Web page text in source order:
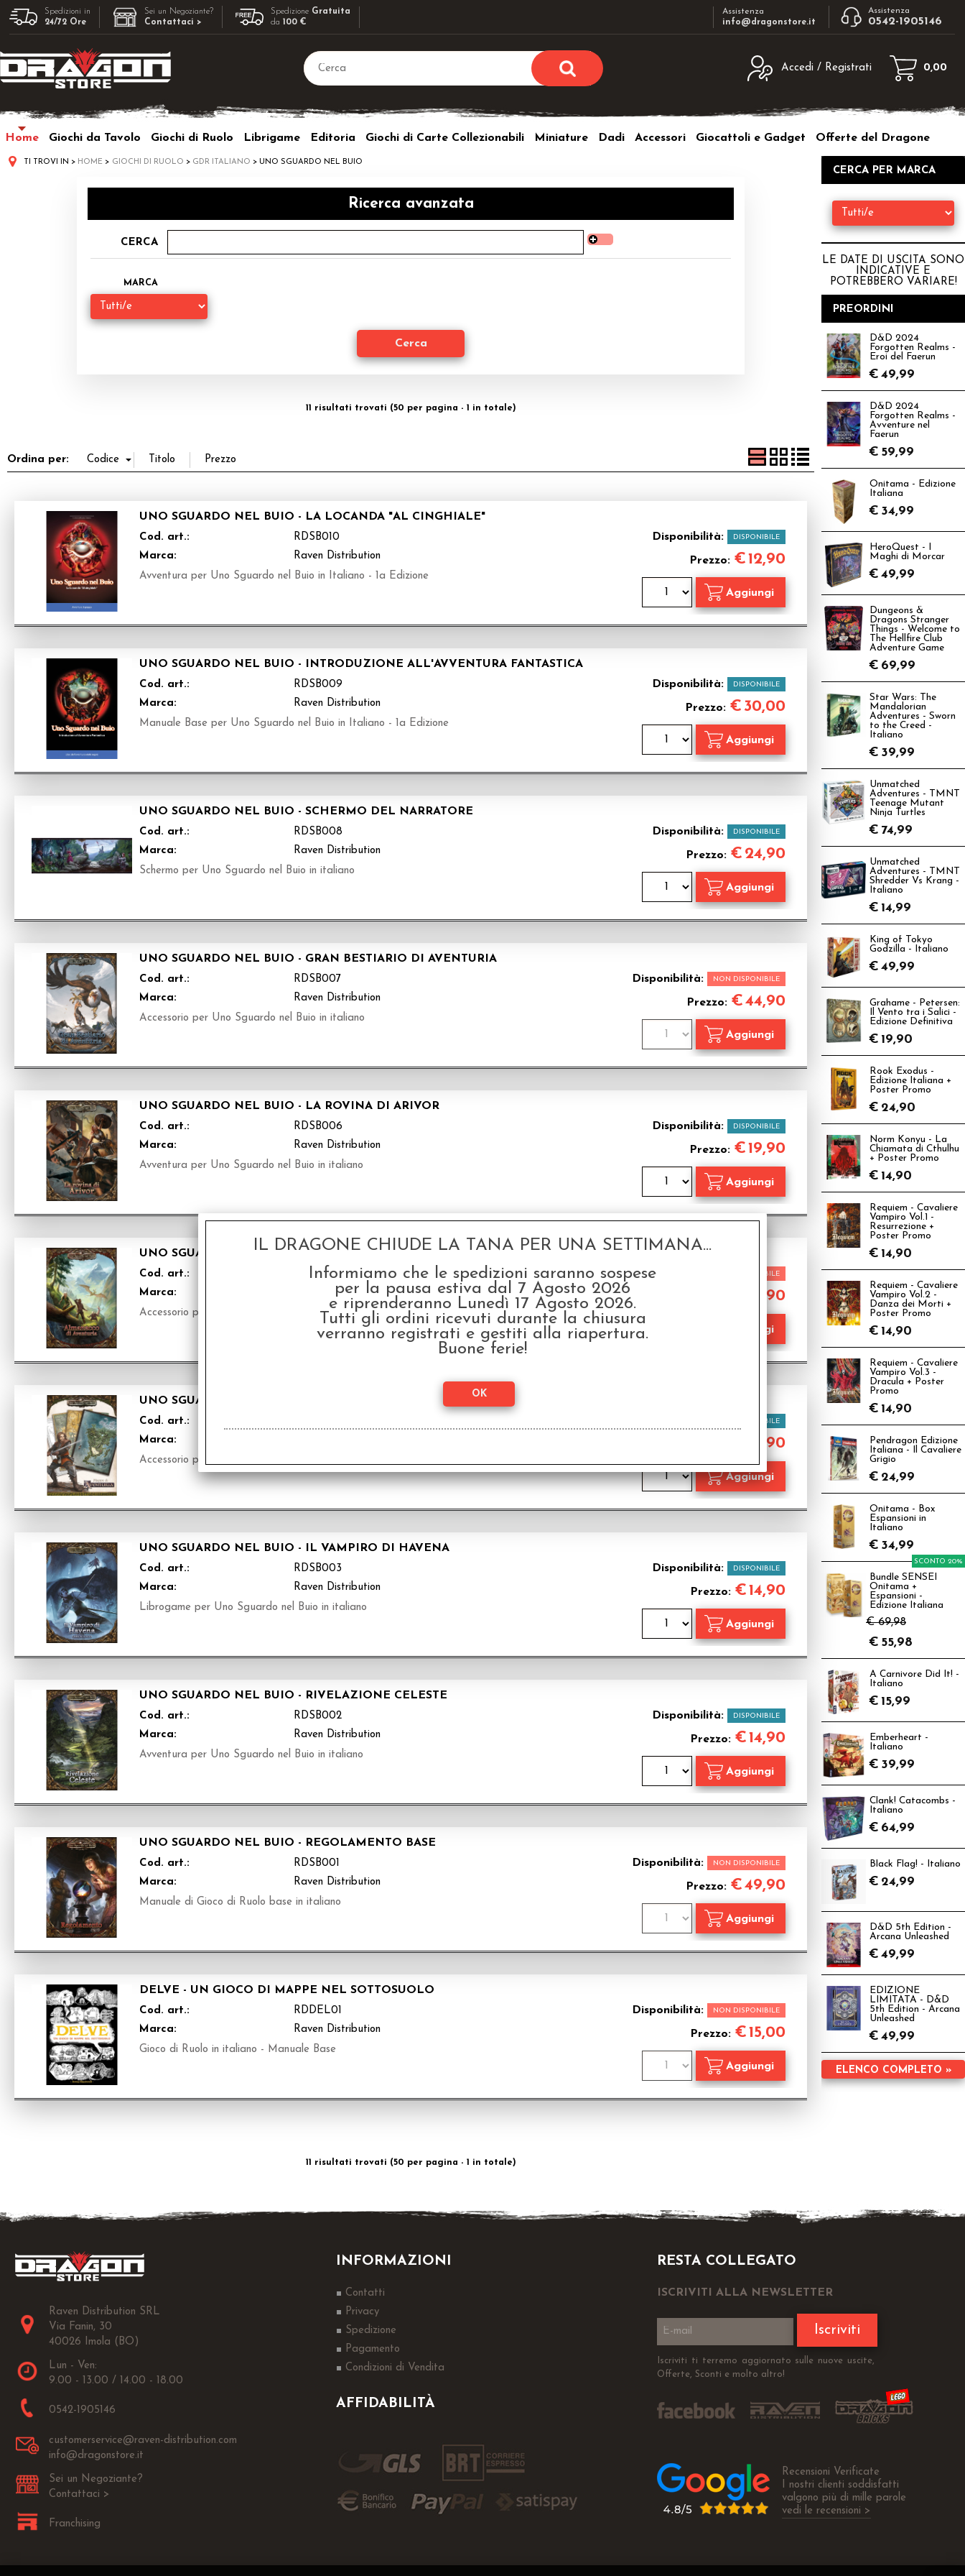
Spedizioni in
24/72 Ore
Sei un Negoziante?
Contattaci >
Spedizione Gratuita
da100 €
Assistenza
info@dragonstore.it
Assistenza
0542-1905146
Accedi / Registrati
utente e la password e poi clicca sul
sito clicca sul pulsante "Registrati"
0,00
Home Giochi da Tavolo Giochi di Ruolo Librigame Editoria Giochi di Carte Collezionabili Miniature Dadi Accessori Giocattoli e Gadget Offerte del Dragone
TI TROVI IN HOME GIOCHI DI RUOLO GDR ITALIANO UNO SGUARDO NEL BUIO
Ricerca avanzata
CERCA
MARCA
11 risultati trovati (50 per pagina - 1 in totale)
Ordina per:
UNO SGUARDO NEL BUIO - LA LOCANDA "AL CINGHIALE"
Cod. art.:
RDSB010
Marca:
Raven Distribution
Avventura per Uno Sguardo nel Buio in Italiano - 1a Edizione
Disponibilità: DISPONIBILE
Prezzo: €12,90
UNO SGUARDO NEL BUIO - INTRODUZIONE ALL'AVVENTURA FANTASTICA
Cod. art.:
RDSB009
Marca:
Raven Distribution
Manuale Base per Uno Sguardo nel Buio in Italiano - 1a Edizione
Disponibilità: DISPONIBILE
Prezzo: € 30,00
UNO SGUARDO NEL BUIO - SCHERMO DEL NARRATORE
Cod. art.:
RDSB008
Marca:
Raven Distribution
Schermo per Uno Sguardo nel Buio in italiano
Disponibilità: DISPONIBILE
Prezzo: € 24,90
UNO SGUARDO NEL BUIO - GRAN BESTIARIO DI AVENTURIA
Cod. art.:
RDSB007
Marca:
Raven Distribution
Accessorio per Uno Sguardo nel Buio in italiano
Disponibilità: NON DISPONIBILE
Prezzo: €44,90
UNO SGUARDO NEL BUIO - LA ROVINA DI ARIVOR
Cod. art.:
RDSB006
Marca:
Raven Distribution
Avventura per Uno Sguardo nel Buio in italiano
Disponibilità: DISPONIBILE
Prezzo: €19,90
UNO SGUARDO NEL BUIO - ALMANACCO DI AVENTURIA
Cod. art.:
RDSB005
Marca:
Raven Distribution
Accessorio per Uno Sguardo nel Buio in italiano
Disponibilità: NON DISPONIBILE
39,90
UNO SGUARDO NEL BUIO - MAPPE DI AVENTURIA
Cod. art.:
Marca:
Accessorio per Uno Sguardo nel Buio in italiano
DISPONIBILE
19,90
UNO SGUARDO NEL BUIO - IL VAMPIRO DI HAVENA
Cod. art.:
RDSB003
Marca:
Raven Distribution
Librogame per Uno Sguardo nel Buio in italiano
Disponibilità: DISPONIBILE
Prezzo: €14,90
UNO SGUARDO NEL BUIO - RIVELAZIONE CELESTE
Cod. art.:
RDSB002
Marca:
Raven Distribution
Avventura per Uno Sguardo nel Buio in italiano
Disponibilità: DISPONIBILE
Prezzo: €14,90
UNO SGUARDO NEL BUIO - REGOLAMENTO BASE
Cod. art.:
RDSB001
Marca:
Raven Distribution
Manuale di Gioco di Ruolo base in italiano
Disponibilità: NON DISPONIBILE
Prezzo: €49,90
DELVE - UN GIOCO DI MAPPE NEL SOTTOSUOLO
Cod. art.:
RDDEL01
Marca:
Raven Distribution
Gioco di Ruolo in italiano - Manuale Base
Disponibilità: NON DISPONIBILE
Prezzo: €15,00
11 risultati trovati (50 per pagina - 1 in totale)
CERCA PER MARCA
LE DATE DI USCITA SONO
INDICATIVE E
POTREBBERO VARIARE!
PREORDINI
D&D 2024
Forgotten Realms -
Eroi del Faerun
€ 49,99
D&D 2024
Forgotten Realms -
Avventure nel
Faerun
€ 59,99
Onitama - Edizione
Italiana
€ 34,99
HeroQuest - I
Maghi di Morcar
€ 49,99
Dungeons &
Dragons Stranger
Things - Welcome to
The Hellfire Club
Adventure Game
€ 69,99
Star Wars: The
Mandalorian
Adventures - Sworn
to the Creed -
Italiano
€ 39,99
Unmatched
Adventures - TMNT
Teenage Mutant
Ninja Turtles
€ 74,99
Unmatched
Adventures - TMNT
Shredder Vs Krang -
Italiano
€ 14,99
King of Tokyo
Godzilla - Italiano
€ 49,99
Grahame - Petersen:
Il Vento tra i Salici -
Edizione Definitiva
€ 19,90
Rook Exodus -
Edizione Italiana +
Poster Promo
€ 24,90
Norm Konyu - La
Chiamata di Cthulhu
+ Poster Promo
€ 14,90
Requiem - Cavaliere
Vampiro Vol.1 -
Resurrezione +
Poster Promo
€ 14,90
Requiem - Cavaliere
Vampiro Vol.2 -
Danza dei Morti +
Poster Promo
€ 14,90
Requiem - Cavaliere
Vampiro Vol.3 -
Dracula + Poster
Promo
€ 14,90
Pendragon Edizione
Italiana - Il Cavaliere
Grigio
€ 24,99
Onitama - Box
Espansioni in
Italiano
€ 34,99
Bundle SENSEI
Onitama +
Espansioni -
Edizione Italiana
€ 69,98
SCONTO 20%
€ 55,98
A Carnivore Did It! -
Italiano
€ 15,99
Emberheart -
Italiano
€ 39,99
Clank! Catacombs -
Italiano
€ 64,99
Black Flag! - Italiano
€ 24,99
D&D 5th Edition -
Arcana Unleashed
€ 49,99
EDIZIONE
LIMITATA - D&D
5th Edition - Arcana
Unleashed
€ 49,99
ELENCO COMPLETO »
Raven Distribution SRL
Via Fanin, 30
40026 Imola (BO)
Lun - Ven:
9.00 - 13.00 / 14.00 - 18.00
0542-1905146
customerservice@raven-distribution.com
info@dragonstore.it
Sei un Negoziante?
Contattaci >
Franchising
INFORMAZIONI
Contatti
Privacy
Spedizione
Pagamento
Condizioni di Vendita
AFFIDABILITÀ
RESTA COLLEGATO
ISCRIVITI ALLA NEWSLETTER
Iscriviti
Iscriviti ti terremo aggiornato sulle nuove uscite,
Offerte, Sconti e molto altro!
Recensioni Verificate
I nostri clienti soddisfatti
valgono più di mille parole
vedi le recensioni >
IL DRAGONE CHIUDE LA TANA PER UNA SETTIMANA...
Informiamo che le spedizioni saranno sospese
per la pausa estiva dal 7 Agosto 2026
e riprenderanno Lunedì 17 Agosto 2026.
Tutti gli ordini ricevuti durante la chiusura
verranno registrati e gestiti alla riapertura.
Buone ferie!